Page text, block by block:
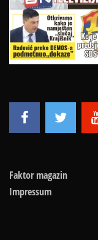
Faktor magazin
Impressum